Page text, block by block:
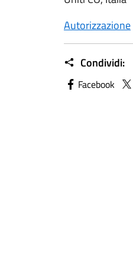
Autorizzazione
Condividi:
Facebook